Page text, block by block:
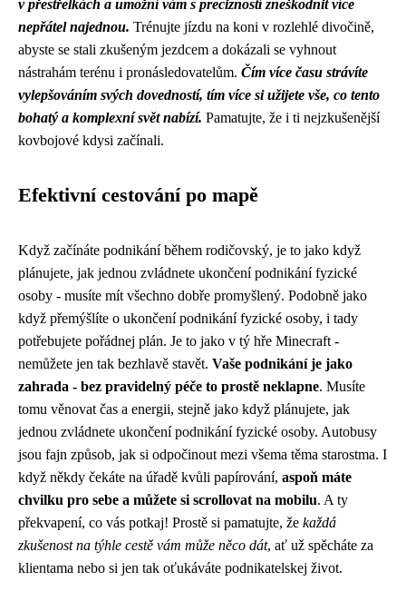
v přestřelkách a umožní vám s precizností zneškodnit více
nepřátel najednou. Trénujte jízdu na koni v rozlehlé divočině,
abyste se stali zkušeným jezdcem a dokázali se vyhnout
nástrahám terénu i pronásledovatelům. Čím více času strávíte
vylepšováním svých dovedností, tím více si užijete vše, co tento
bohatý a komplexní svět nabízí. Pamatujte, že i ti nejzkušenější
kovbojové kdysi začínali.
Efektivní cestování po mapě
Když začínáte podnikání během rodičovský, je to jako když
plánujete, jak jednou zvládnete ukončení podnikání fyzické
osoby - musíte mít všechno dobře promyšlený. Podobně jako
když přemýšlíte o ukončení podnikání fyzické osoby, i tady
potřebujete pořádnej plán. Je to jako v tý hře Minecraft -
nemůžete jen tak bezhlavě stavět. Vaše podnikání je jako
zahrada - bez pravidelný péče to prostě neklapne. Musíte
tomu věnovat čas a energii, stejně jako když plánujete, jak
jednou zvládnete ukončení podnikání fyzické osoby. Autobusy
jsou fajn způsob, jak si odpočinout mezi všema těma starostma. I
když někdy čekáte na úřadě kvůli papírování, aspoň máte
chvilku pro sebe a můžete si scrollovat na mobilu. A ty
překvapení, co vás potkaj! Prostě si pamatujte, že každá
zkušenost na týhle cestě vám může něco dát, ať už spěcháte za
klientama nebo si jen tak oťukáváte podnikatelskej život.